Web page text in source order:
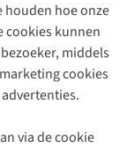
houden hoe onze
cookies kunnen
middels
cookies
via de cookie